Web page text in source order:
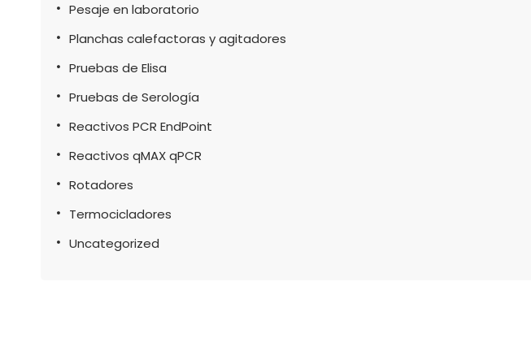
Pesaje en laboratorio
Planchas calefactoras y agitadores
Pruebas de Elisa
Pruebas de Serología
Reactivos PCR EndPoint
Reactivos qMAX qPCR
Rotadores
Termocicladores
Uncategorized